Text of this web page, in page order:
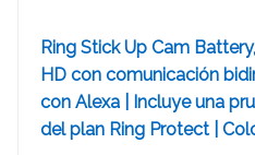
Ring Stick Up Cam
HD con comunicación
con Alexa | Incluye una
del plan Ring Protect |